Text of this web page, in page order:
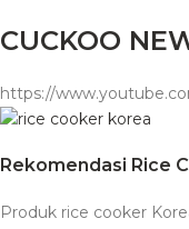
CUCKOO
https://
Rekomendasi Rice
Produk rice cooker